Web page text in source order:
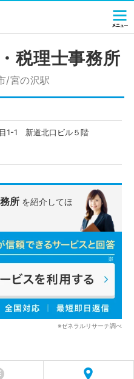
税理士事務所
/宮の沢駅
1-1 新道北口ビル５階
所 を紹介してほ
※ゼネラルリサーチ調べ